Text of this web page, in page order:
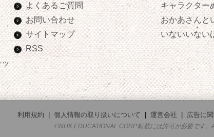
ッ
よくあるご質問
お問い合わせ
サイトマップ
RSS
キャラクター
おかあさんと
いないいない
利用規約 個人情報の取り扱いについて 運営会社
広告に
©NHK EDUCATIONAL CORP.転載には許可が必要です。